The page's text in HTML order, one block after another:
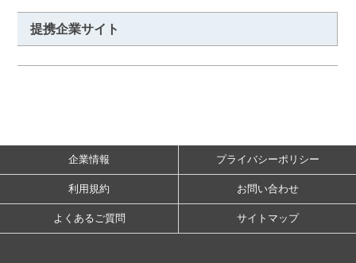
提携企業サイト
企業情報 プライバシーポリシー
利用規約 お問い合わせ
よくあるご質問 サイトマップ